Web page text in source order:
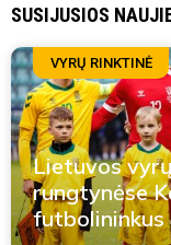
SUSIJUSIOS
VYRŲ RINKTINĖ
Lietuvos
rungtynėse
futbolininkus